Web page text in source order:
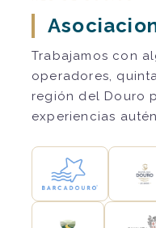
Trabajamos con
operadores,
región del Douro
experiencias